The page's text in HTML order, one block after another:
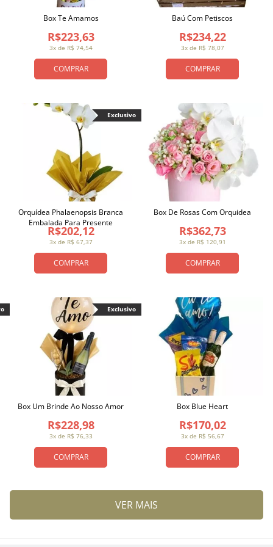
COMPRAR
3x de R$ 74,54
R$223,63
Box Te Amamos
COMPRAR
3x de R$ 78,07
R$234,22
Baú Com Petiscos
COMPRAR
3x de R$ 67,37
R$202,12
Orquídea Phalaenopsis Branca
Embalada Para Presente
Exclusivo
COMPRAR
3x de R$ 120,91
R$362,73
Box De Rosas Com Orquidea
COMPRAR
3x de R$ 76,33
R$228,98
Box Um Brinde Ao Nosso Amor
Exclusivo
COMPRAR
3x de R$ 56,67
R$170,02
Box Blue Heart
VER MAIS